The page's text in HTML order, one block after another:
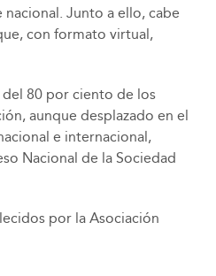
Junto a ello, cabe
con formato virtual,
del 80 por ciento de los
aunque desplazado en el
e internacional,
Nacional de la Sociedad
por la Asociación